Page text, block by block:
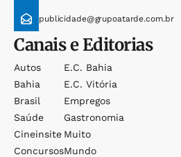
publicidade@grupoatarde.com.br
Canais e Editorias
Autos
Bahia
Brasil
Saúde
Cineinsite
Concursos
E.c. Bahia
E.c. Vitória
Empregos
Gastronomia
Muito
Mundo